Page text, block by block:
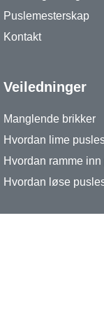
Puslemesterskap
Kontakt
Veiledninger
Manglende brikker
Hvordan lime
Hvordan ramme inn
Hvordan løse